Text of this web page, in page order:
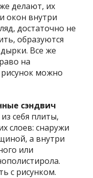
делают, их
окон внутри
достаточно не
образуются
Все же
на
можно
сэндвич
себя плиты,
слоев: снаружи
а внутри
или
с рисунком.